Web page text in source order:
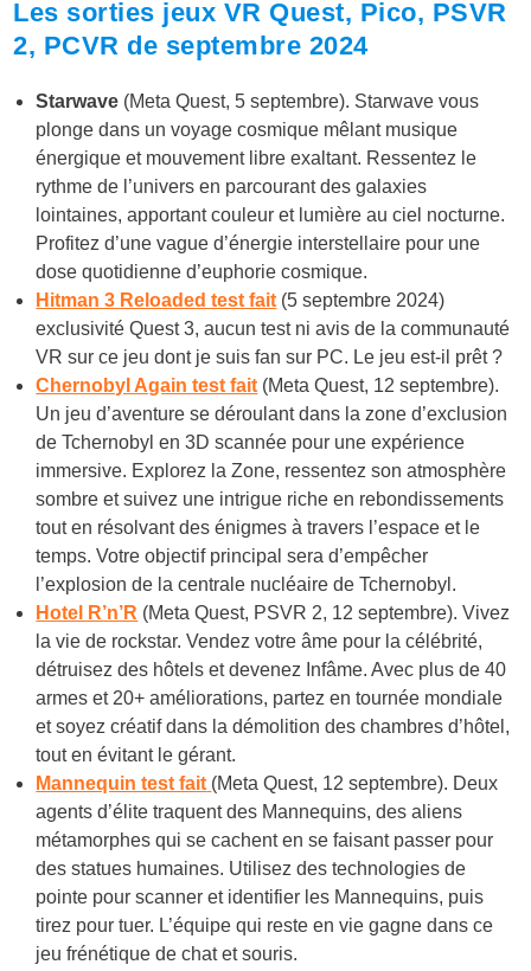
Les sorties jeux VR Quest, Pico, PSVR
2, PCVR de septembre 2024
Starwave (Meta Quest, 5 septembre). Starwave vous
plonge dans un voyage cosmique mêlant musique
énergique et mouvement libre exaltant. Ressentez le
rythme de l’univers en parcourant des galaxies
lointaines, apportant couleur et lumière au ciel nocturne.
Profitez d’une vague d’énergie interstellaire pour une
dose quotidienne d’euphorie cosmique.
Hitman 3 Reloaded test fait (5 septembre 2024)
exclusivité Quest 3, aucun test ni avis de la communauté
VR sur ce jeu dont je suis fan sur PC. Le jeu est-il prêt ?
Chernobyl Again test fait (Meta Quest, 12 septembre).
Un jeu d’aventure se déroulant dans la zone d’exclusion
de Tchernobyl en 3D scannée pour une expérience
immersive. Explorez la Zone, ressentez son atmosphère
sombre et suivez une intrigue riche en rebondissements
tout en résolvant des énigmes à travers l’espace et le
temps. Votre objectif principal sera d’empêcher
l’explosion de la centrale nucléaire de Tchernobyl.
Hotel R’n’R (Meta Quest, PSVR 2, 12 septembre). Vivez
la vie de rockstar. Vendez votre âme pour la célébrité,
détruisez des hôtels et devenez Infâme. Avec plus de 40
armes et 20+ améliorations, partez en tournée mondiale
et soyez créatif dans la démolition des chambres d’hôtel,
tout en évitant le gérant.
Mannequin test fait (Meta Quest, 12 septembre). Deux
agents d’élite traquent des Mannequins, des aliens
métamorphes qui se cachent en se faisant passer pour
des statues humaines. Utilisez des technologies de
pointe pour scanner et identifier les Mannequins, puis
tirez pour tuer. L’équipe qui reste en vie gagne dans ce
jeu frénétique de chat et souris.